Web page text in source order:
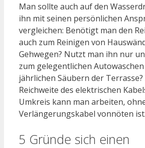
Man sollte auch auf den
ihn mit seinen persönlichen
vergleichen: Benötigt man den
auch zum Reinigen von
Gehwegen? Nutzt man ihn nur
zum gelegentlichen
jährlichen Säubern der
Reichweite des elektrischen
Umkreis kann man arbeiten,
Verlängerungskabel vonnöten ist.
5 Gründe sich einen